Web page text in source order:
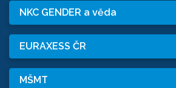
NKC GENDER a věda
EURAXESS ČR
MŠMT